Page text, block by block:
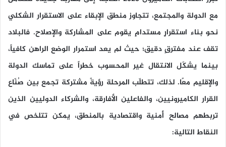
مع الدولة والمجتمع، تتجاوز منطق الإبقاء على الاستقرار الشكلي
نحو بناء استقرارٍ مستدامٍ يقوم على المشاركة والإصلاح. فالبلاد
تقف عند مفترقٍ دقيق؛ حيث لم يعد استمرار الوضع الراهن كافياً،
بينما يشكّل الانتقال غير المحسوب خطراً على تماسك الدولة
والإقليم معًا. لذلك، تتطلّب المرحلة رؤيةً مشتركة تجمع بين صُنّاع
القرار الكاميرونيين، والفاعلين الأفارقة، والشركاء الدوليين الذين
تربطهم مصالح أمنية واقتصادية بالمنطق، يمكن تتلخص في
النقاط التالية: